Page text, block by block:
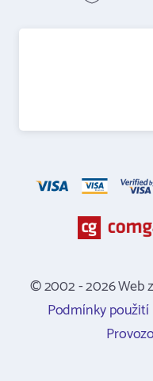
© 2002 - 2026 Web
Podmínky použití